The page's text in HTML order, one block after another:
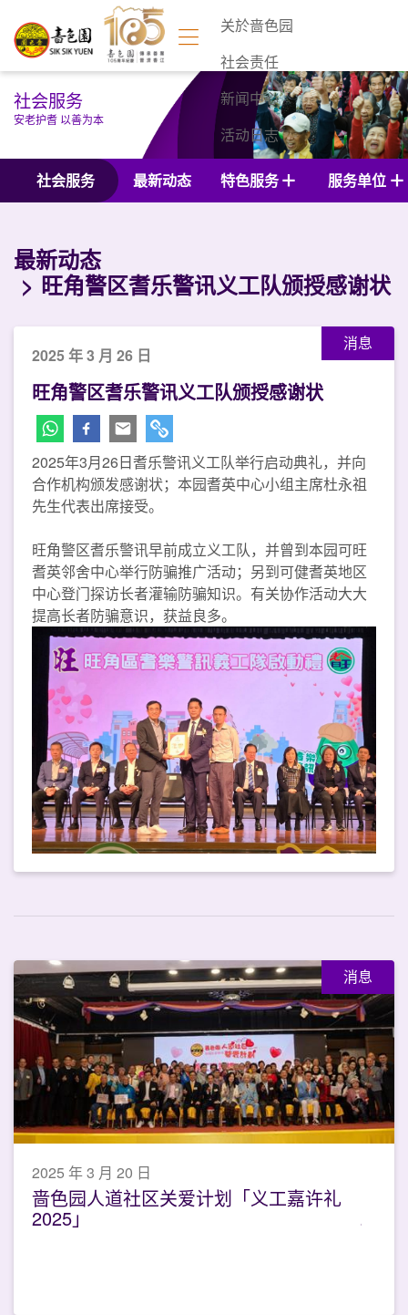
关於啬色园
社会责任
新闻中心
活动日志
联络我们
社会服务
安老护耆 以善为本
社会服务 最新动态 特色服务 服务单位
最新动态
旺角警区耆乐警讯义工队颁授感谢状
消息
2025 年 3 月 26 日
旺角警区耆乐警讯义工队颁授感谢状
2025年3月26日耆乐警讯义工队举行启动典礼，并向
合作机构颁发感谢状；本园耆英中心小组主席杜永祖
先生代表出席接受。
旺角警区耆乐警讯早前成立义工队，并曾到本园可旺
耆英邻舍中心举行防骗推广活动；另到可健耆英地区
中心登门探访长者灌输防骗知识。有关协作活动大大
提高长者防骗意识，获益良多。
消息
2025 年 3 月 20 日
啬色园人道社区关爱计划「义工嘉许礼
2025」